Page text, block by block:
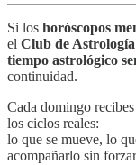
Si los horóscopos
el Club de Astrología
tiempo astrológico
continuidad.
Cada domingo
los ciclos reales:
lo que se mueve, lo
acompañarlo sin